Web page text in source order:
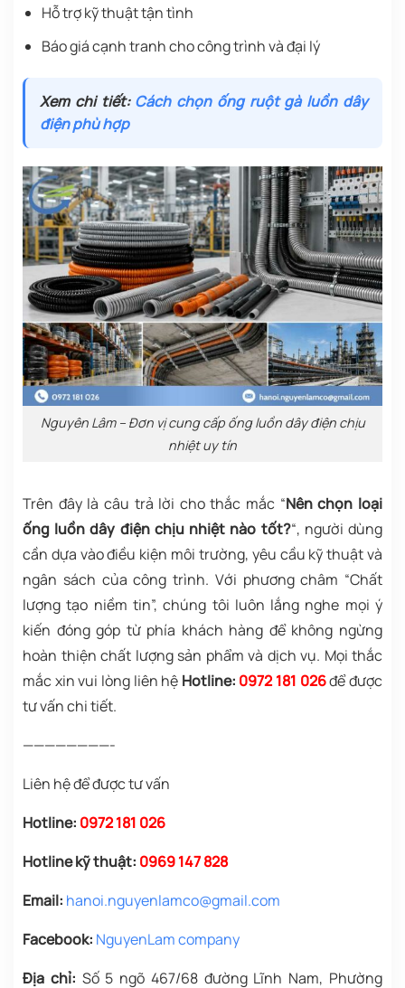
Hỗ trợ kỹ thuật tận tình
Báo giá cạnh tranh cho công trình và đại lý
Xem chi tiết: Cách chọn ống ruột gà luồn dây
điện phù hợp
Nguyên Lâm – Đơn vị cung cấp ống luồn dây điện chịu
nhiệt uy tín
Trên đây là câu trả lời cho thắc mắc “Nên chọn loại
ống luồn dây điện chịu nhiệt nào tốt?“, người dùng
cần dựa vào điều kiện môi trường, yêu cầu kỹ thuật và
ngân sách của công trình. Với phương châm “Chất
lượng tạo niềm tin”, chúng tôi luôn lắng nghe mọi ý
kiến đóng góp từ phía khách hàng để không ngừng
hoàn thiện chất lượng sản phẩm và dịch vụ. Mọi thắc
mắc xin vui lòng liên hệ Hotline: 0972 181 026để được
tư vấn chi tiết.
————————-
Liên hệ để được tư vấn
Hotline: 0972 181 026
Hotline kỹ thuật: 0969 147 828
Email: hanoi.nguyenlamco@gmail.com
Facebook: NguyenLam company
Địa chỉ: Số 5 ngõ 467/68 đường Lĩnh Nam, Phường